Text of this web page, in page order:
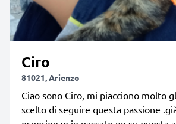
Ciro
81021, Arienzo
Ciao sono Ciro, mi piacciono molto
scelto di seguire questa passione